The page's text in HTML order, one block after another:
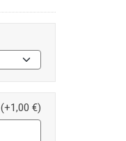
(+1,00 €)